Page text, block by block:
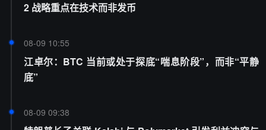
2 战略重点在技术而非发币
08-09 10:55
江卓尔：BTC 当前或处于探底“喘息阶段”，而非“平静
底”
08-09 09:38